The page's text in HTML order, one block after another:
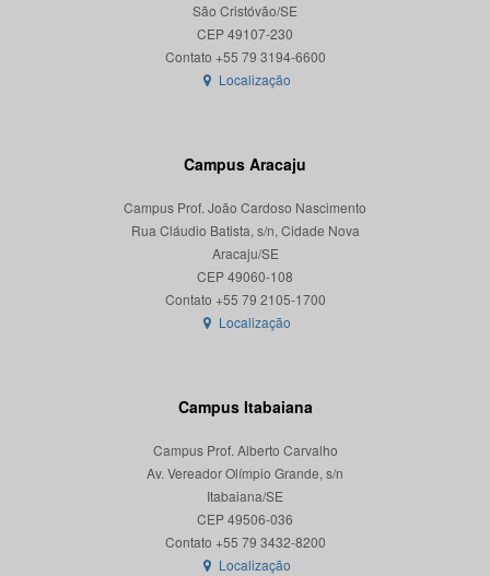
São Cristóvão/SE
CEP 49107-230
Localização
Campus Aracaju
Campus Prof. João Cardoso Nascimento
Rua Cláudio Batista, s/n, Cidade Nova
Aracaju/SE
CEP 49060-108
Localização
Campus Itabaiana
Campus Prof. Alberto Carvalho
Av. Vereador Olímpio Grande, s/n
Itabaiana/SE
CEP 49506-036
Localização